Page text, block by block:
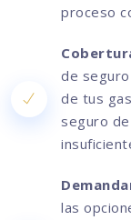
proceso
de
de tus
seguro
las